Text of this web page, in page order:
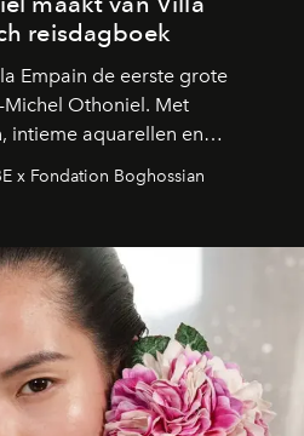
reisdagboek
Empain de eerste grote
Othoniel. Met
intieme aquarellen en
de Franse kunstenaar
elk werk de herinnering
x Fondation Boghossian